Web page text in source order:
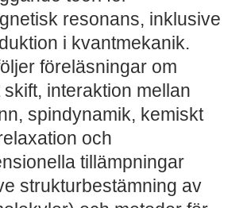
resonans, inklusive
i kvantmekanik.
föreläsningar om
skift, interaktion mellan
spindynamik, kemiskt
och
tillämpningar
strukturbestämning av